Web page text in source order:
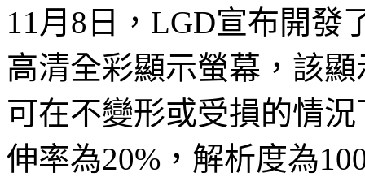
11月8日，LGD宣布開發
高清全彩顯示螢幕，該
可在不變形或受損的情
伸率為20%，解析度為